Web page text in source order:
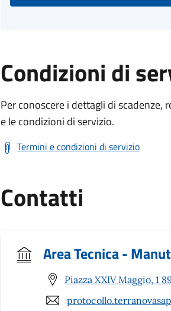
Condizioni di
Per conoscere i dettagli di
e le condizioni di servizio.
Termini e condizioni di servizio
Contatti
Area Tecnica -
Piazza XXIV Maggio, 1